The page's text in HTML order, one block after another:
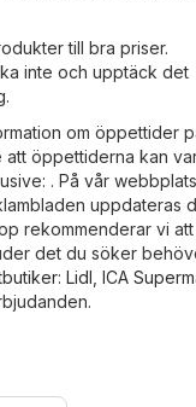
till bra priser.
inte och upptäck det
om öppettider
att öppettiderna kan
. På vår
uppdateras
rekommenderar vi
det du söker
: Lidl , ICA